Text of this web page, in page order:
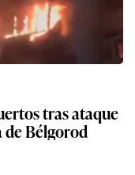
tras ataque
de Bélgorod